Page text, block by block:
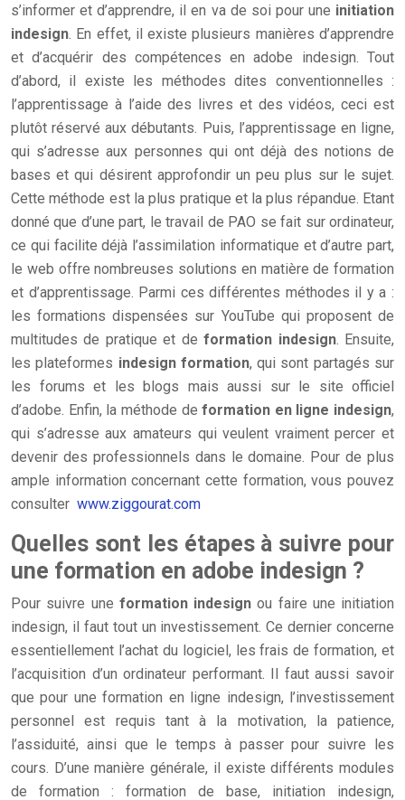
s’informer et d’apprendre, il en va de soi pour une initiation
indesign. En effet, il existe plusieurs manières d’apprendre
et d’acquérir des compétences en adobe indesign. Tout
d’abord, il existe les méthodes dites conventionnelles :
l’apprentissage à l’aide des livres et des vidéos, ceci est
plutôt réservé aux débutants. Puis, l’apprentissage en ligne,
qui s’adresse aux personnes qui ont déjà des notions de
bases et qui désirent approfondir un peu plus sur le sujet.
Cette méthode est la plus pratique et la plus répandue. Etant
donné que d’une part, le travail de PAO se fait sur ordinateur,
ce qui facilite déjà l’assimilation informatique et d’autre part,
le web offre nombreuses solutions en matière de formation
et d’apprentissage. Parmi ces différentes méthodes il y a :
les formations dispensées sur YouTube qui proposent de
multitudes de pratique et deformation indesign. Ensuite,
les plateformes indesign formation, qui sont partagés sur
les forums et les blogs mais aussi sur le site officiel
d’adobe. Enfin, la méthode deformation en ligne indesign,
qui s’adresse aux amateurs qui veulent vraiment percer et
devenir des professionnels dans le domaine. Pour de plus
ample information concernant cette formation, vous pouvez
consulter www.ziggourat.com
Quelles sont les étapes à suivre pour
une formation en adobe indesign ?
Pour suivre une formation indesign ou faire une initiation
indesign, il faut tout un investissement. Ce dernier concerne
essentiellement l’achat du logiciel, les frais de formation, et
l’acquisition d’un ordinateur performant. Il faut aussi savoir
que pour une formation en ligne indesign, l’investissement
personnel est requis tant à la motivation, la patience,
l’assiduité, ainsi que le temps à passer pour suivre les
cours. D’une manière générale, il existe différents modules
de formation : formation de base, initiation indesign,